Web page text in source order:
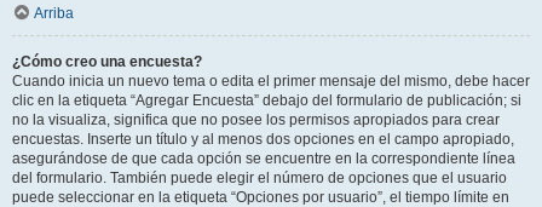
Arriba
¿Cómo creo una encuesta?
Cuando inicia un nuevo tema o edita el primer mensaje del mismo, debe hacer
clic en la etiqueta “Agregar Encuesta” debajo del formulario de publicación; si
no la visualiza, significa que no posee los permisos apropiados para crear
encuestas. Inserte un título y al menos dos opciones en el campo apropiado,
asegurándose de que cada opción se encuentre en la correspondiente línea
del formulario. También puede elegir el número de opciones que el usuario
puede seleccionar en la etiqueta “Opciones por usuario”, el tiempo límite en